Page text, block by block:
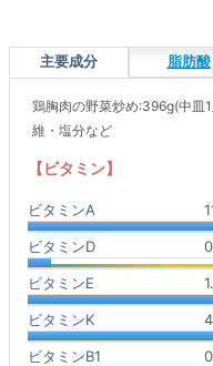
主要成分 脂肪酸
鶏胸肉の野菜炒め:396g(中皿
維・塩分など
【ビタミン】
ビタミンA
ビタミンD
ビタミンE
ビタミンK
ビタミンB1